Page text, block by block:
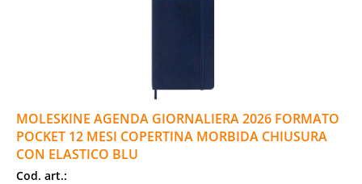
MOLESKINE AGENDA GIORNALIERA 2026 FORMATO
POCKET 12 MESI COPERTINA MORBIDA CHIUSURA
CON ELASTICO BLU
Cod. art.: